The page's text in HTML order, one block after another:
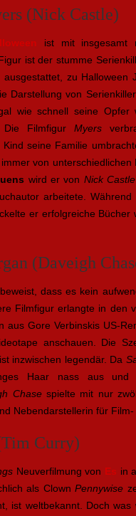
(Nick Castle)
ist mit insgesamt
ist der stumme
zu Halloween
Darstellung von
wie schnell seine Opfer
Die Filmfigur Myers
Kind seine Familie
von
wird er von Nick Castle
arbeitete.
er erfolgreiche Bücher
(Daveigh
dass es kein
Filmfigur erlangte in den
aus Gore Verbinskis US-
anschauen. Die
inzwischen legendär. Da
Haar nass aus und
Chasespielte mit nur
Nebendarstellerin für
Curry)
Neuverfilmung von Es in
als ClownPennywise
ist weltbekannt. Doch